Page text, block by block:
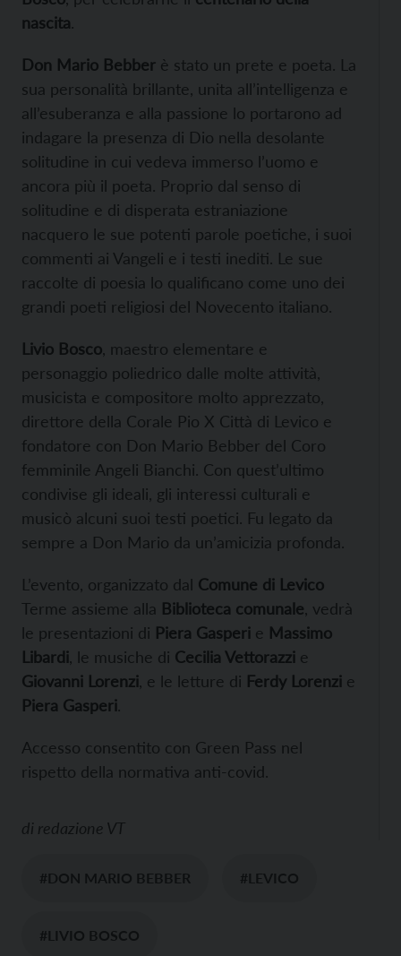
nascita.
Don Mario Bebber è stato un prete e poeta. La
sua personalità brillante, unita all’intelligenza e
all’esuberanza e alla passione lo portarono ad
indagare la presenza di Dio nella desolante
solitudine in cui vedeva immerso l’uomo e
ancora più il poeta. Proprio dal senso di
solitudine e di disperata estraniazione
nacquero le sue potenti parole poetiche, i suoi
commenti ai Vangeli e i testi inediti. Le sue
raccolte di poesia lo qualificano come uno dei
grandi poeti religiosi del Novecento italiano.
Livio Bosco, maestro elementare e
personaggio poliedrico dalle molte attività,
musicista e compositore molto apprezzato,
direttore della Corale Pio X Città di Levico e
fondatore con Don Mario Bebber del Coro
femminile Angeli Bianchi. Con quest’ultimo
condivise gli ideali, gli interessi culturali e
musicò alcuni suoi testi poetici. Fu legato da
sempre a Don Mario da un’amicizia profonda.
L’evento, organizzato dal Comune di Levico
Terme assieme alla Biblioteca comunale, vedrà
le presentazioni di Piera Gasperi e Massimo
Libardi, le musiche di Cecilia Vettorazzi e
Giovanni Lorenzi, e le letture di Ferdy Lorenzi e
Piera Gasperi.
Accesso consentito con Green Pass nel
rispetto della normativa anti-covid.
di redazione VT
#DON MARIO BEBBER #LEVICO
#LIVIO BOSCO